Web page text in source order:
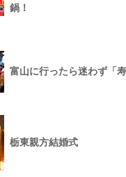
鍋！
富山に行ったら迷わず「
栃東親方結婚式